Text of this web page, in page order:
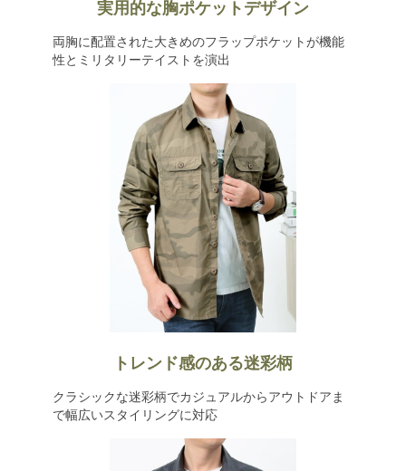
実用的な胸ポケットデザイン
両胸に配置された大きめのフラップポケットが機能
性とミリタリーテイストを演出
トレンド感のある迷彩柄
クラシックな迷彩柄でカジュアルからアウトドアま
で幅広いスタイリングに対応